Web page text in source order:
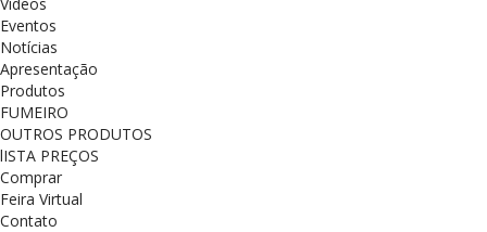
Eventos
Notícias
Apresentação
Produtos
FUMEIRO
OUTROS PRODUTOS
lISTA PREÇOS
Comprar
Feira Virtual
Contato